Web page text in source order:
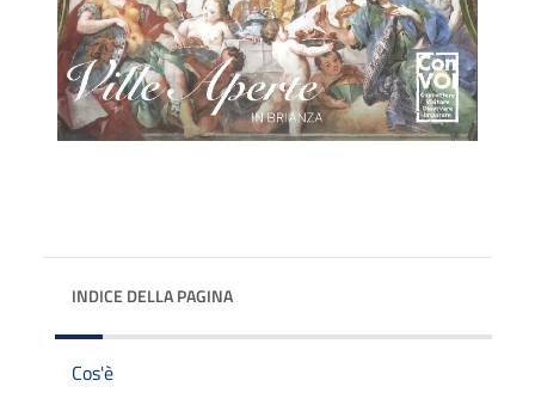
INDICE DELLA PAGINA
Cos'è